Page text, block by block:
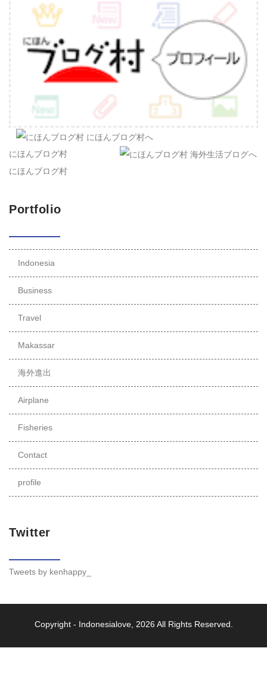
にほんブログ村
にほんブログ村
Portfolio
Indonesia
Business
Travel
Makassar
海外進出
Airplane
Fisheries
Contact
profile
Twitter
Tweets by kenhappy_
Copyright - Indonesialove, 2026 All Rights Reserved.